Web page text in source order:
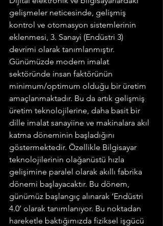
gelişmeler neticesinde, gelişmiş
kontrol ve otomasyon sistemlerinin
eklenmesi, 3. Sanayi (Endüstri 3)
devrimi olarak tanımlanmıştır.
Günümüzde modern imalat
sektöründe insan faktörünün
minimum/optimum olduğu bir üretim
amaçlanmaktadır. Bu da artık gelişmiş
üretim teknolojilerine, daha basit bir
dille imalat sanayiine ve makinalara akıl
katma döneminin başladığını
göstermektedir. Özellikle Bilgisayar
teknolojilerinin olağanüstü hızla
gelişimine paralel olarak akıllı fabrika
dönemi başlayacaktır. Bu dönem,
günümüz başlangıç alınarak ‘Endüstri
4.0’ olarak tanımlanıyor. Bu noktadan
hareketle baktığımızda fiziksel işgücü